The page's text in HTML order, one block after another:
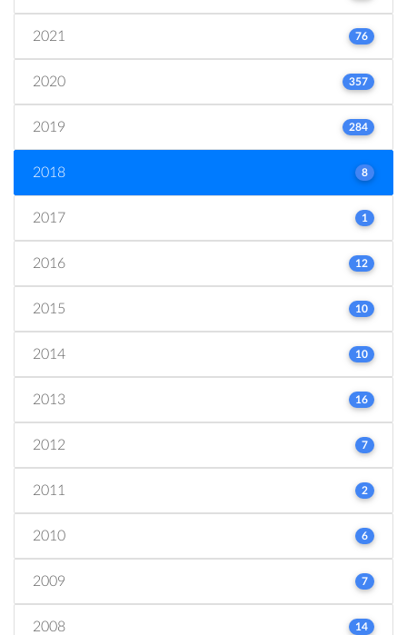
2021 76
2020 357
2019 284
2018 8
2017 1
2016 12
2015 10
2014 10
2013 16
2012 7
2011 2
2010 6
2009 7
2008 14